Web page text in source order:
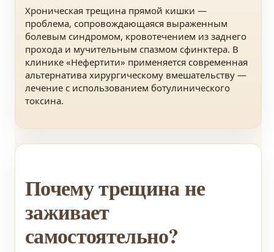
Хроническая трещина прямой кишки —
проблема, сопровождающаяся выраженным
болевым синдромом, кровотечением из заднего
прохода и мучительным спазмом сфинктера. В
клинике «Нефертити» применяется современная
альтернатива хирургическому вмешательству —
лечение с использованием ботулинического
токсина.
Почему трещина не
заживает
самостоятельно?